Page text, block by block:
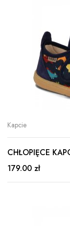
Kapcie
CHŁOPIĘCE
179.00 zł